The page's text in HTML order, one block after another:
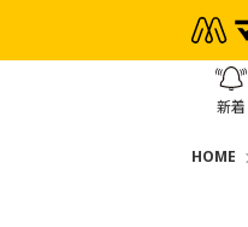
新着
HOME